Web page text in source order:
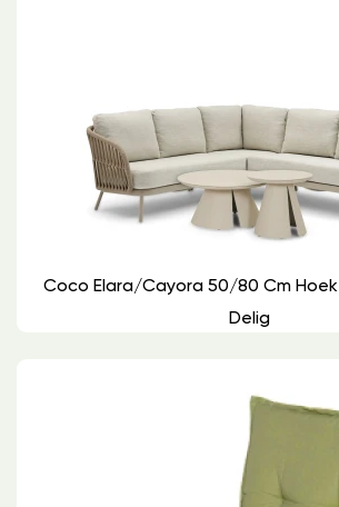
Coco Elara/Cayora 50/80 Cm
Delig